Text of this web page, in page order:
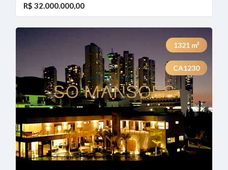
R$ 32.000.000,00
1321 m²
CA1230